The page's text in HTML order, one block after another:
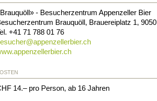
- Besucherzentrum Appenzeller Bier
Brauquöll, Brauereiplatz 1,9050
+41 71 788 01 76
appenzellerbier.ch
14.– pro Person, ab 16 Jahren